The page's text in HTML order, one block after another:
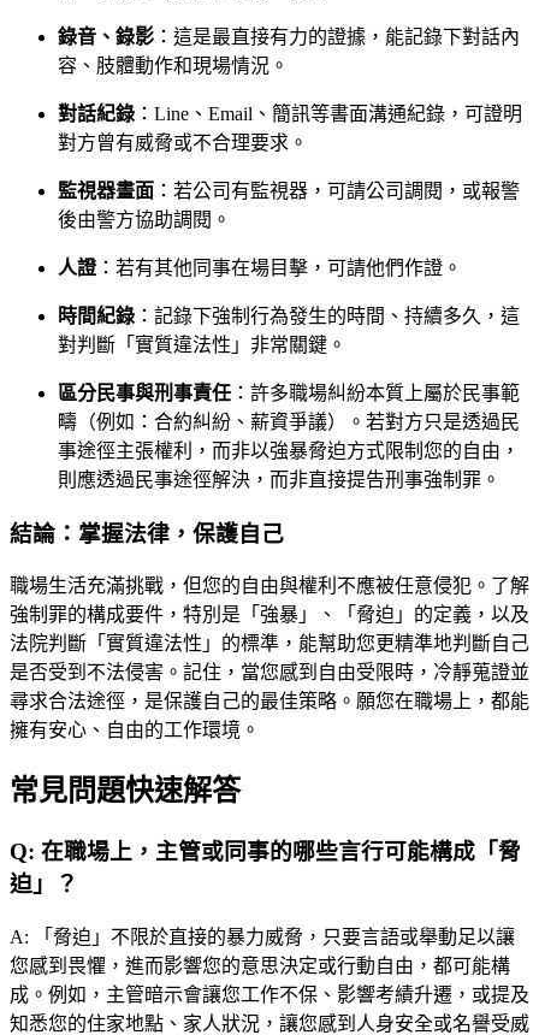
錄音、錄影 ：這是最直接有力的證據，能記錄下對話內
容、肢體動作和現場情況。
對話紀錄 ：Line、Email、簡訊等書面溝通紀錄，可證明
對方曾有威脅或不合理要求。
監視器畫面 ：若公司有監視器，可請公司調閱，或報警
後由警方協助調閱。
人證：若有其他同事在場目擊，可請他們作證。
時間紀錄 ：記錄下強制行為發生的時間、持續多久，這
對判斷「實質違法性」非常關鍵。
區分民事與刑事責任 ：許多職場糾紛本質上屬於民事範
疇（例如：合約糾紛、薪資爭議）。若對方只是透過民
事途徑主張權利，而非以強暴脅迫方式限制您的自由，
則應透過民事途徑解決，而非直接提告刑事強制罪。
結論：掌握法律，保護自己
職場生活充滿挑戰，但您的自由與權利不應被任意侵犯。了解
強制罪的構成要件，特別是「強暴」、「脅迫」的定義，以及
法院判斷「實質違法性」的標準，能幫助您更精準地判斷自己
是否受到不法侵害。記住，當您感到自由受限時，冷靜蒐證並
尋求合法途徑，是保護自己的最佳策略。願您在職場上，都能
擁有安心、自由的工作環境。
常見問題快速解答
Q: 在職場上，主管或同事的哪些言行可能構成「脅
迫」？
A:
「脅迫」不限於直接的暴力威脅，只要言語或舉動足以讓
您感到畏懼，進而影響您的意思決定或行動自由，都可能構
成。例如，主管暗示會讓您工作不保、影響考績升遷，或提及
知悉您的住家地點、家人狀況，讓您感到人身安全或名譽受威